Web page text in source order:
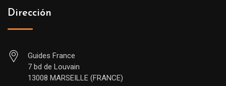
Dirección
Guides France
7 bd de Louvain
13008 MARSEILLE (FRANCE)